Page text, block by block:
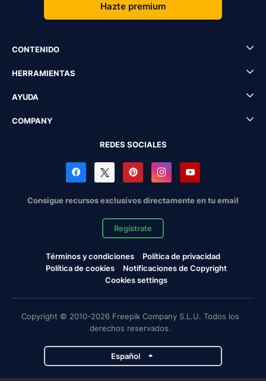
Hazte premium
CONTENIDO
HERRAMIENTAS
AYUDA
COMPANY
REDES SOCIALES
Consigue recursos exclusivos directamente en tu email
Regístrate
Términos y condiciones
Política de privacidad
Política de cookies
Notificaciones de Copyright
Cookies settings
Copyright © 2010-2026 Freepik Company S.L.U. Todos los
derechos reservados.
Español